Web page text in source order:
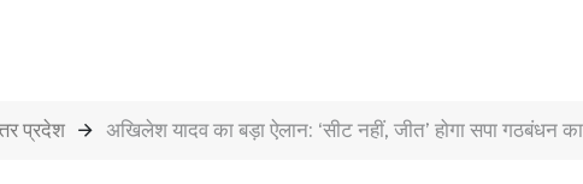
प्रदेश अखिलेश यादव का बड़ा ऐलान: ‘सीट नहीं, जीत’ होगा सपा गठबंधन